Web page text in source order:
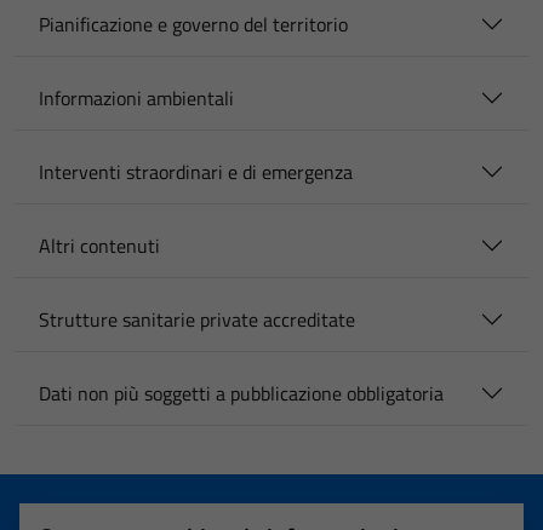
Pianificazione e governo del territorio
Informazioni ambientali
Interventi straordinari e di emergenza
Altri contenuti
Strutture sanitarie private accreditate
Dati non più soggetti a pubblicazione obbligatoria